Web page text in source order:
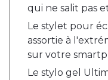
qui ne salit pas
Le stylet pour
assortie à
sur votre
Le stylo gel